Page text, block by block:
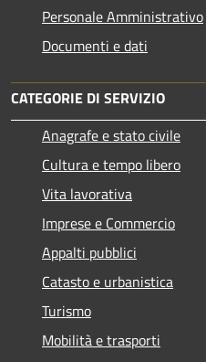
Personale Amministrativo
Documenti e dati
CATEGORIE DI SERVIZIO
Anagrafe e stato civile
Cultura e tempo libero
Vita lavorativa
Imprese e Commercio
Appalti pubblici
Catasto e urbanistica
Turismo
Mobilità e trasporti